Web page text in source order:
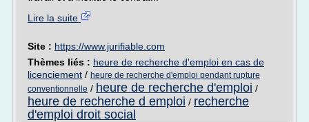
Lire la suite
Site : https://www.jurifiable.com
Thèmes liés : heure de recherche d'emploi en cas de
licenciement / heure de recherche d'emploi pendant rupture
conventionnelle / heure de recherche d'emploi /
heure de recherche d emploi / recherche
d'emploi droit social